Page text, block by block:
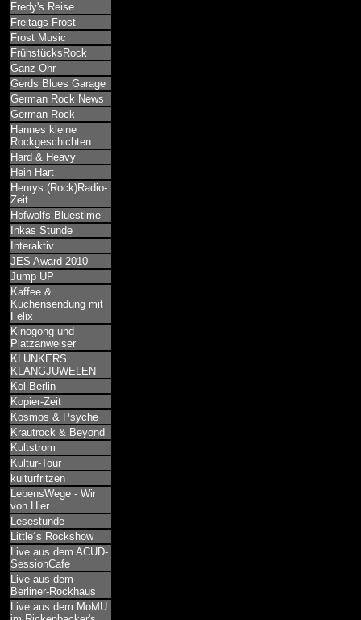
Fredy's Reise
Freitags Frost
Frost Music
FrühstücksRock
Ganz Ohr
Gerds Blues Garage
German Rock News
German-Rock
Hannes kleine
Rockgeschichten
Hard & Heavy
Hein Hart
Henrys (Rock)Radio-
Zeit
Hofwolfs Bluestime
Inkas Stunde
Interaktiv
JES Award 2010
Jump UP
Kaffee &
Kuchensendung mit
Felix
Kinogong und
Platzanweiser
KLUNKERS
KLANGJUWELEN
Kol-Berlin
Kopier-Zeit
Kosmos & Psyche
Krautrock & Beyond
Kultstrom
Kultur-Tour
kulturfritzen
LebensWege - Wir
von Hier
Lesestunde
Little´s Rockshow
Live aus dem ACUD-
SessionCafe
Live aus dem
Berliner-Rockhaus
Live aus dem MoMU